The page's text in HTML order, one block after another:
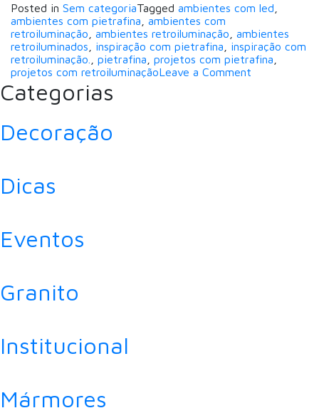
Posted in Sem categoriaTagged ambientes com led
ambientes com pietrafina
ambientes com
retroiluminação
ambientes retroiluminação
ambientes
retroiluminados
inspiração com pietrafina
inspiração com
retroiluminação.
pietrafina projetos com pietrafina
projetos com retroiluminaçãoLeave a Comment
Categorias
Decoração
Dicas
Eventos
Granito
Institucional
Mármores